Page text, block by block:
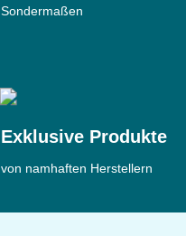
Sondermaßen
Exklusive Produkte
von namhaften Herstellern